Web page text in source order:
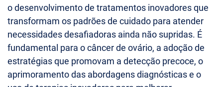
o desenvolvimento de tratamentos inovadores que
transformam os padrões de cuidado para atender
necessidades desafiadoras ainda não supridas. É
fundamental para o câncer de ovário, a adoção de
estratégias que promovam a detecção precoce, o
aprimoramento das abordagens diagnósticas e o